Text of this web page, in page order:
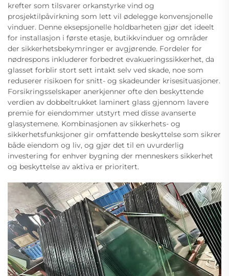
krefter som tilsvarer orkanstyrke vind og
prosjektilpåvirkning som lett vil ødelegge konvensjonelle
vinduer. Denne eksepsjonelle holdbarheten gjør det ideelt
for installasjon i første etasje, butikkvinduer og områder
der sikkerhetsbekymringer er avgjørende. Fordeler for
nødrespons inkluderer forbedret evakueringssikkerhet, da
glasset forblir stort sett intakt selv ved skade, noe som
reduserer risikoen for snitt- og skadeunder krisesituasjoner.
Forsikringsselskaper anerkjenner ofte den beskyttende
verdien av dobbeltrukket laminert glass gjennom lavere
premie for eiendommer utstyrt med disse avanserte
glasystemene. Kombinasjonen av sikkerhets- og
sikkerhetsfunksjoner gir omfattende beskyttelse som sikrer
både eiendom og liv, og gjør det til en uvurderlig
investering for enhver bygning der menneskers sikkerhet
og beskyttelse av aktiva er prioritert.